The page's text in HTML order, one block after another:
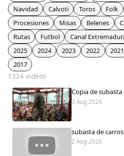
AlkoTV
Biblioteca
Periódico Alconétar
Foros
Idiosincrasia
Diccionario
Navidad
Calvoti Toros Folk
Procesiones
Misas Belenes
Rutas
Futbol Canal
2025
2024 2023 2022 2021
2017
1324 videos
Copia de
3 Aug 2026
subasta de
2 Aug 2026